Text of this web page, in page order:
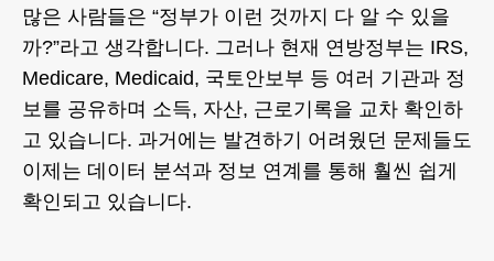
많은 사람들은 “정부가 이런 것까지 다 알 수 있을
까?”라고 생각합니다. 그러나 현재 연방정부는 IRS,
Medicare, Medicaid, 국토안보부 등 여러 기관과 정
보를 공유하며 소득, 자산, 근로기록을 교차 확인하
고 있습니다. 과거에는 발견하기 어려웠던 문제들도
이제는 데이터 분석과 정보 연계를 통해 훨씬 쉽게
확인되고 있습니다.